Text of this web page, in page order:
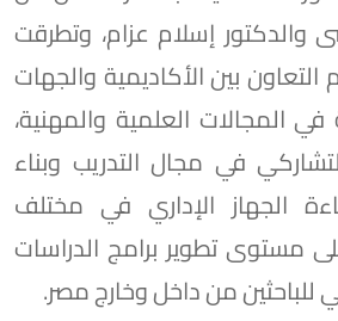
والدكتور إسلام عزام، وتطرقت
بين الأكاديمية والجهات
في المجالات العلمية والمهنية،
في مجال التدريب وبناء
الجهاز الإداري في مختلف
مستوى تطوير برامج الدراسات
للباحثين من داخل وخارج مصر.